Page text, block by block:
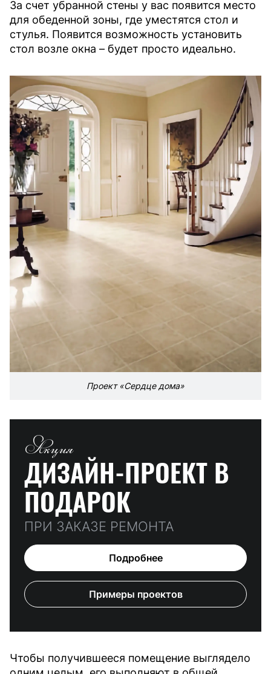
За счет убранной стены у вас появится место
для обеденной зоны, где уместятся стол и
стулья. Появится возможность установить
стол возле окна – будет просто идеально.
Проект «Сердце дома»
Акция
ДИЗАЙН-ПРОЕКТ В
ПОДАРОК
ПРИ ЗАКАЗЕ РЕМОНТА
Подробнее
Примеры проектов
Чтобы получившееся помещение выглядело